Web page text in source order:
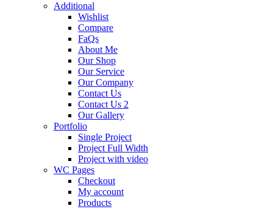
Additional
Wishlist
Compare
FaQs
About Me
Our Shop
Our Service
Our Company
Contact Us
Contact Us 2
Our Gallery
Portfolio
Single Project
Project Full Width
Project with video
WC Pages
Checkout
My account
Products